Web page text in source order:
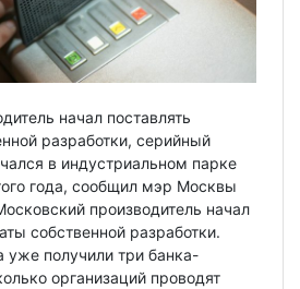
начал поставлять
разработки, серийный
в индустриальном парке
года, сообщил мэр Москвы
производитель начал
собственной разработки.
уже получили три банка-
организаций проводят